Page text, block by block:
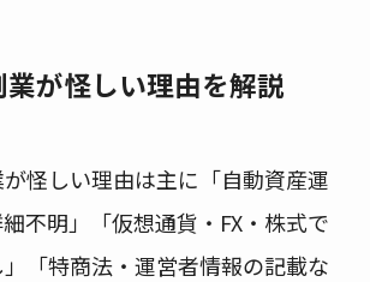
業が怪しい理由を解説
怪しい理由は主に「自動資産運
不明」「仮想通貨・FX・株式で
「特商法・運営者情報の記載な